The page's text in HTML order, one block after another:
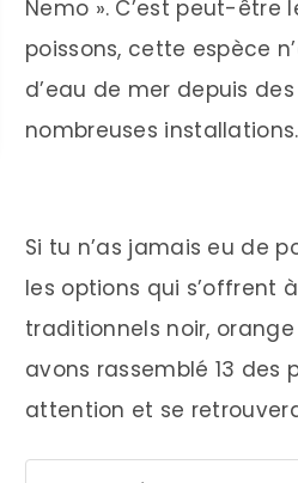
Nemo ». C’est peut-
poissons, cette espèce
d’eau de mer depuis
nombreuses installations.
Si tu n’as jamais eu de
les options qui s’offrent
traditionnels noir,
avons rassemblé 13 des
attention et se